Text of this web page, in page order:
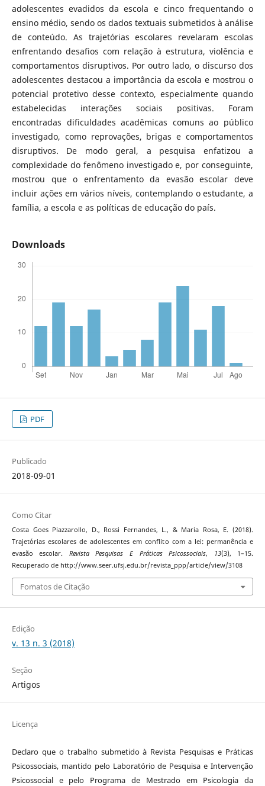
adolescentes evadidos da escola e cinco frequentando o
ensino médio, sendo os dados textuais submetidos à análise
de conteúdo. As trajetórias escolares revelaram escolas
enfrentando desafios com relação à estrutura, violência e
comportamentos disruptivos. Por outro lado, o discurso dos
adolescentes destacou a importância da escola e mostrou o
potencial protetivo desse contexto, especialmente quando
estabelecidas interações sociais positivas. Foram
encontradas dificuldades acadêmicas comuns ao público
investigado, como reprovações, brigas e comportamentos
disruptivos. De modo geral, a pesquisa enfatizou a
complexidade do fenômeno investigado e, por conseguinte,
mostrou que o enfrentamento da evasão escolar deve
incluir ações em vários níveis, contemplando o estudante, a
família, a escola e as políticas de educação do país.
Downloads
PDF
Publicado
2018-09-01
Como Citar
Costa Goes Piazzarollo, D., Rossi Fernandes, L., & Maria Rosa, E. (2018).
Trajetórias escolares de adolescentes em conflito com a lei: permanência e
evasão escolar. Revista Pesquisas E Práticas Psicossociais, 13(3), 1–15.
Recuperado de http://www.seer.ufsj.edu.br/revista_ppp/article/view/3108
Fomatos de Citação
Edição
v. 13 n. 3 (2018)
Seção
Artigos
Licença
Declaro que o trabalho submetido à Revista Pesquisas e Práticas
Psicossociais, mantido pelo Laboratório de Pesquisa e Intervenção
Psicossocial e pelo Programa de Mestrado em Psicologia da